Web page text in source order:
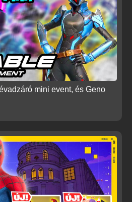
mini event, és Geno